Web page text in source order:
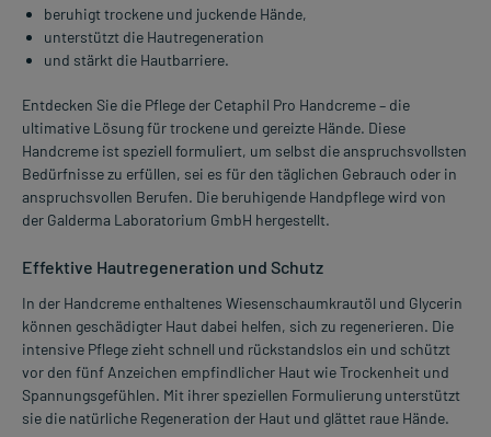
beruhigt trockene und juckende Hände,
unterstützt die Hautregeneration
und stärkt die Hautbarriere.
Entdecken Sie die Pflege der Cetaphil Pro Handcreme – die
ultimative Lösung für trockene und gereizte Hände. Diese
Handcreme ist speziell formuliert, um selbst die anspruchsvollsten
Bedürfnisse zu erfüllen, sei es für den täglichen Gebrauch oder in
anspruchsvollen Berufen. Die beruhigende Handpflege wird von
der Galderma Laboratorium GmbH hergestellt.
Effektive Hautregeneration und Schutz
In der Handcreme enthaltenes Wiesenschaumkrautöl und Glycerin
können geschädigter Haut dabei helfen, sich zu regenerieren. Die
intensive Pflege zieht schnell und rückstandslos ein und schützt
vor den fünf Anzeichen empfindlicher Haut wie Trockenheit und
Spannungsgefühlen. Mit ihrer speziellen Formulierung unterstützt
sie die natürliche Regeneration der Haut und glättet raue Hände.